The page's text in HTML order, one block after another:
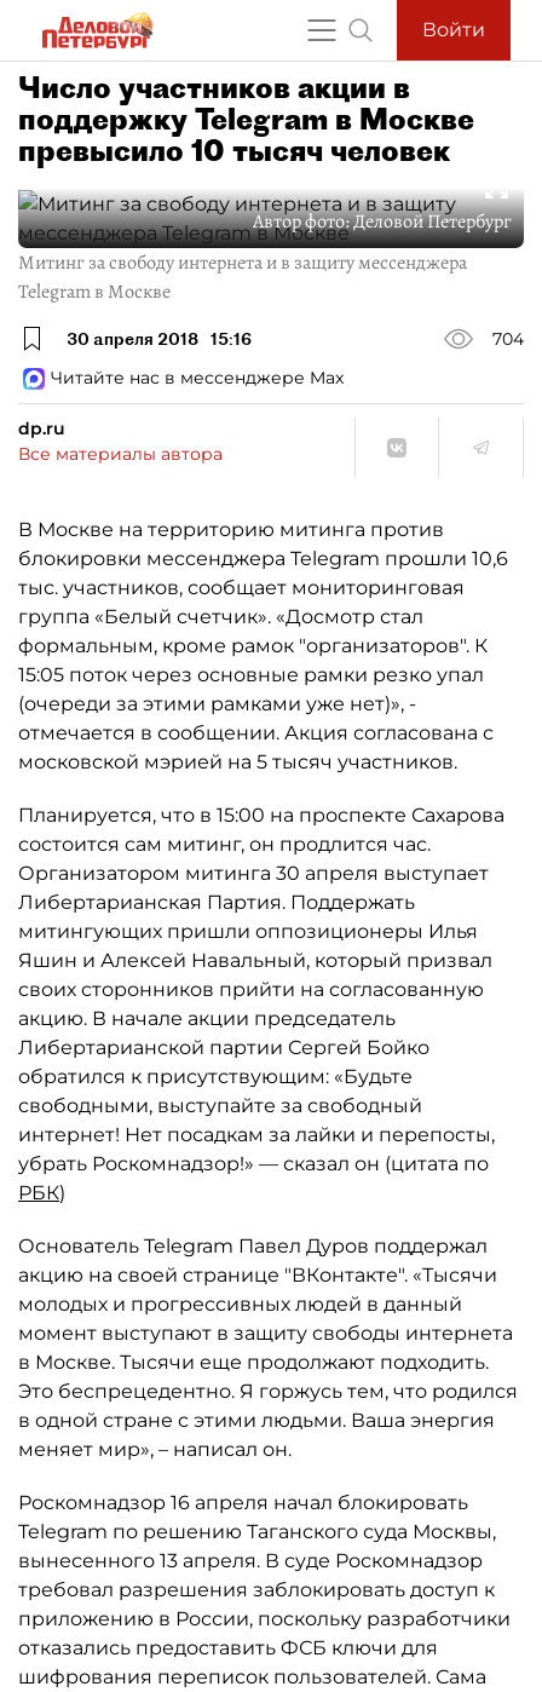
Войти
Число участников акции в
поддержку Telegram в Москве
превысило 10 тысяч человек
Автор фото:Деловой Петербург
Митинг за свободу интернета и в защиту мессенджера
Telegram в Москве
30 апреля 2018 15:16
704
Читайте нас в мессенджере Max
dp.ru
Все материалы автора
В Москве на территорию митинга против
блокировки мессенджера Telegram прошли 10,6
тыс. участников, сообщает мониторинговая
группа «Белый счетчик». «Досмотр стал
формальным, кроме рамок "организаторов". К
15:05 поток через основные рамки резко упал
(очереди за этими рамками уже нет)», -
отмечается в сообщении. Акция согласована с
московской мэрией на 5 тысяч участников.
Планируется, что в 15:00 на проспекте Сахарова
состоится сам митинг, он продлится час.
Организатором митинга 30 апреля выступает
Либертарианская Партия. Поддержать
митингующих пришли оппозиционеры Илья
Яшин и Алексей Навальный, который призвал
своих сторонников прийти на согласованную
акцию. В начале акции председатель
Либертарианской партии Сергей Бойко
обратился к присутствующим: «Будьте
свободными, выступайте за свободный
интернет! Нет посадкам за лайки и перепосты,
убрать Роскомнадзор!» — сказал он (цитата по
РБК)
Основатель Telegram Павел Дуров поддержал
акцию на своей странице "ВКонтакте". «Тысячи
молодых и прогрессивных людей в данный
момент выступают в защиту свободы интернета
в Москве. Тысячи еще продолжают подходить.
Это беспрецедентно. Я горжусь тем, что родился
в одной стране с этими людьми. Ваша энергия
меняет мир», – написал он.
Роскомнадзор 16 апреля начал блокировать
Telegram по решению Таганского суда Москвы,
вынесенного 13 апреля. В суде Роскомнадзор
требовал разрешения заблокировать доступ к
приложению в России, поскольку разработчики
отказались предоставить ФСБ ключи для
шифрования переписок пользователей. Сама